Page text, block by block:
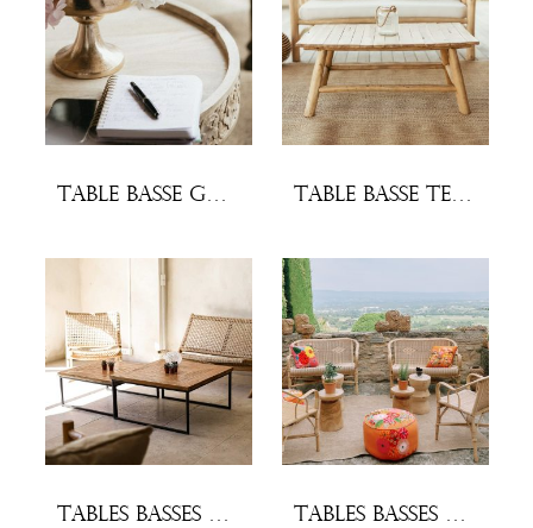
Table basse Ganhali Table Basse teck naturel
Tables basses Gigogne (lot x2) Tables basses Nairobi (lot x3)